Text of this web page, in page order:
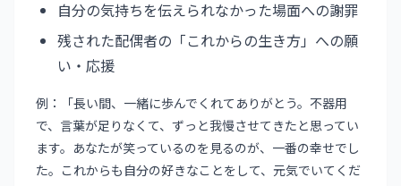
自分の気持ちを伝えられなかった場面への謝罪
残された配偶者の「これからの生き方」への願
い・応援
例：「長い間、一緒に歩んでくれてありがとう。不器用
で、言葉が足りなくて、ずっと我慢させてきたと思ってい
ます。あなたが笑っているのを見るのが、一番の幸せでし
た。これからも自分の好きなことをして、元気でいてくだ